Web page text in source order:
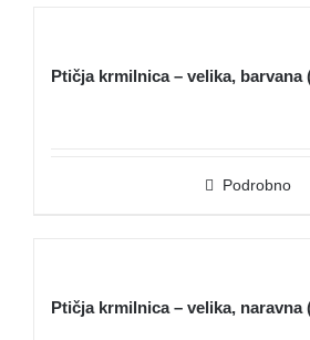
Ptičja krmilnica – velika, barvana
Podrobno
Ptičja krmilnica – velika, naravna